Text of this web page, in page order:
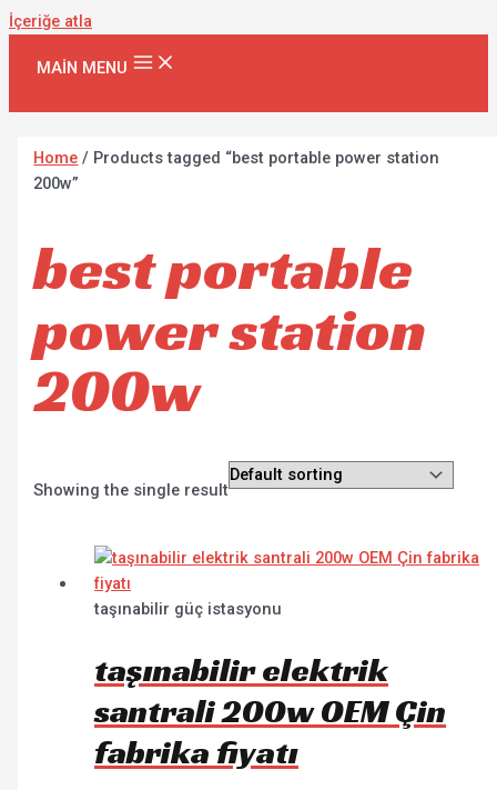
İçeriğe atla
MAIN MENU
Home / Products tagged “best portable power station
200w”
best portable
power station
200w
Showing the single result
taşınabilir güç istasyonu
taşınabilir elektrik
santrali 200w OEM Çin
fabrika fiyatı